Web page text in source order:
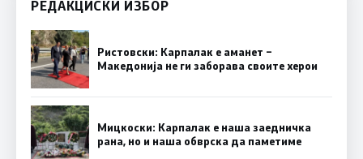
РЕДАКЦИСКИ ИЗБОР
Ристовски: Карпалак е аманет –
Македонија не ги заборава своите херои
Мицкоски: Карпалак е наша заедничка
рана, но и наша обврска да паметиме